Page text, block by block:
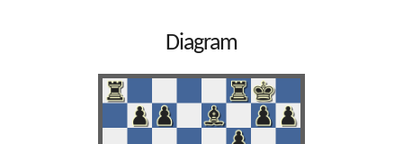
Diagram